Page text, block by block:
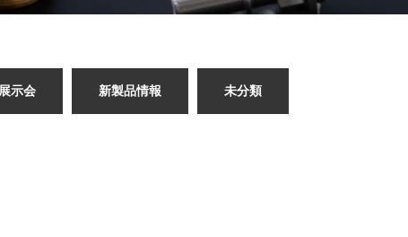
展示会 新製品情報 未分類